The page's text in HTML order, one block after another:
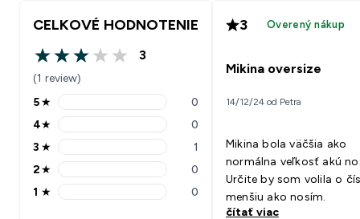
CELKOVÉ HODNOTENIE
3 out of 5 stars
3
(1 review)
5 stars rating 0 reviews
5★ 0
4 stars rating 0 reviews
4★ 0
3 stars rating 1 reviews
3 ★ 1
2 stars rating 0 reviews
2★ 0
1 stars rating 0 reviews
1 ★ 0
3 Overený nákup
Mikina oversize
14/12/24 od Petra
Mikina bola väčšia ako
normálna veľkosť akú
Určite by som volila o
menšiu ako nosím.
čítať viac